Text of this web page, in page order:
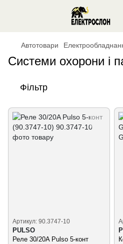
Автотовари
Системи охорони і
Фільтр
Артикул: 90.3747-10
PULSO
Реле 30/20A Pulso 5-конт